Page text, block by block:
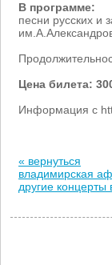
В программе:
песни русских и
Цена билета:
Информация с
« вернуться
владимирская
другие